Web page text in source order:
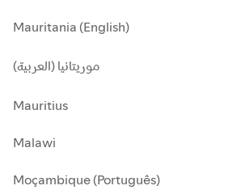
Mauritania (English)
موريتانيا (العربية)
Mauritius
Malawi
Moçambique (Português)